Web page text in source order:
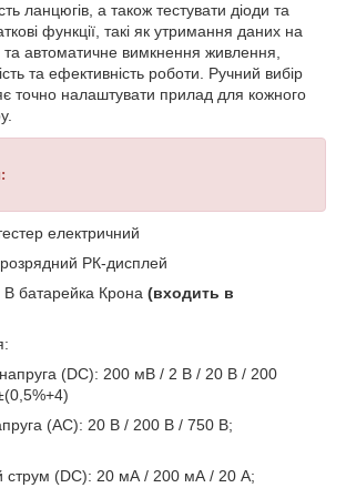
ланцюгів, а також тестувати діоди та
функції, такі як утримання даних на
автоматичне вимкнення живлення,
та ефективність роботи. Ручний вибір
точно налаштувати прилад для кожного
електричний
РК-дисплей
батарейка Крона (входить в
напруга (DC): 200 мВ / 2 В / 20 В / 200
(AC): 20 В / 200 В / 750 В;
струм (DC): 20 мА / 200 мА / 20 А;